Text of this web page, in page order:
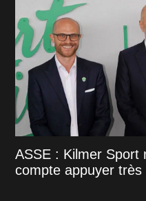
ASSE : Kilmer Sport
compte appuyer très